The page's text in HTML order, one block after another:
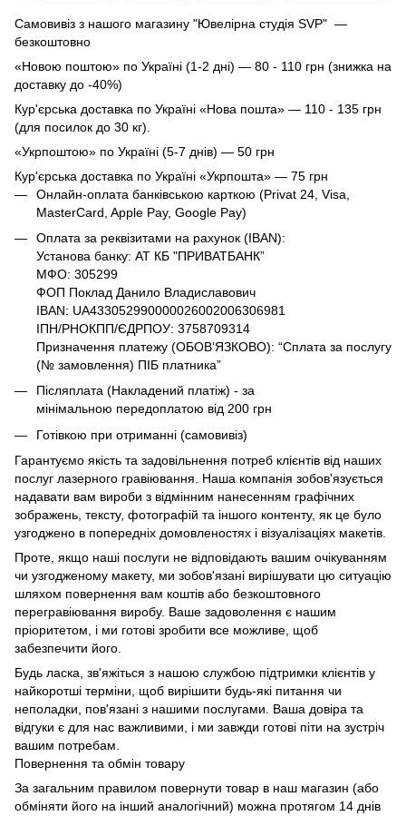
Самовивіз з нашого магазину "Ювелірна студія SVP" —
безкоштовно
«Новою поштою» по Україні (1-2 дні) — 80 - 110 грн (знижка на
доставку до -40%)
Кур'єрська доставка по Україні «Нова пошта» — 110 - 135 грн
(для посилок до 30 кг).
«Укрпоштою» по Україні (5-7 днів) — 50 грн
Кур'єрська доставка по Україні «Укрпошта» — 75 грн
Онлайн-оплата банківською карткою (Privat 24, Visa,
MasterCard, Apple Pay, Google Pay)
Оплата за реквізитами на рахунок (IBAN):
Установа банку: АТ КБ "ПРИВАТБАНК”
МФО: 305299
ФОП Поклад Данило Владиславович
IBAN: UA433052990000026002006306981
ІПН/РНОКПП/ЄДРПОУ: 3758709314
Призначення платежу (ОБОВ’ЯЗКОВО): “Сплата за послугу
(№ замовлення) ПІБ платника”
Післяплата (Накладений платіж) - за
мінімальною передоплатою від 200 грн
Готівкою при отриманні (самовивіз)
Гарантуємо якість та задовільнення потреб клієнтів від наших
послуг лазерного гравіювання. Наша компанія зобов'язується
надавати вам вироби з відмінним нанесенням графічних
зображень, тексту, фотографій та іншого контенту, як це було
узгоджено в попередніх домовленостях і візуалізаціях макетів.
Проте, якщо наші послуги не відповідають вашим очікуванням
чи узгодженому макету, ми зобов'язані вирішувати цю ситуацію
шляхом повернення вам коштів або безкоштовного
перегравіювання виробу. Ваше задоволення є нашим
пріоритетом, і ми готові зробити все можливе, щоб
забезпечити його.
Будь ласка, зв'яжіться з нашою службою підтримки клієнтів у
найкоротші терміни, щоб вирішити будь-які питання чи
неполадки, пов'язані з нашими послугами. Ваша довіра та
відгуки є для нас важливими, і ми завжди готові піти на зустріч
вашим потребам.
Повернення та обмін товару
За загальним правилом повернути товар в наш магазин (або
обміняти його на інший аналогічний) можна протягом 14 днів